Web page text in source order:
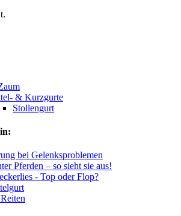
& Kurzgurte
Stollengurt
bei Gelenksproblemen
Pferden – so sieht sie aus!
- Top oder Flop?